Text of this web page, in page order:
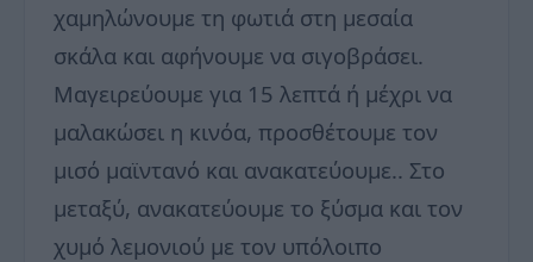
χαμηλώνουμε τη φωτιά στη μεσαία
σκάλα και αφήνουμε να σιγοβράσει.
Μαγειρεύουμε για 15 λεπτά ή μέχρι να
μαλακώσει η κινόα, προσθέτουμε τον
μισό μαϊντανό και ανακατεύουμε.. Στο
μεταξύ, ανακατεύουμε το ξύσμα και τον
χυμό λεμονιού με τον υπόλοιπο